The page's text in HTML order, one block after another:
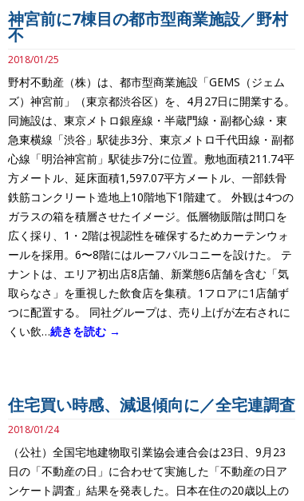
神宮前に7棟目の都市型商業施設／野村
不
2018/01/25
野村不動産（株）は、都市型商業施設「GEMS（ジェム
ズ）神宮前」（東京都渋谷区）を、4月27日に開業する。
同施設は、東京メトロ銀座線・半蔵門線・副都心線・東
急東横線「渋谷」駅徒歩3分、東京メトロ千代田線・副都
心線「明治神宮前」駅徒歩7分に位置。敷地面積211.74平
方メートル、延床面積1,597.07平方メートル、一部鉄骨
鉄筋コンクリート造地上10階地下1階建て。 外観は4つの
ガラスの箱を積層させたイメージ。低層物販階は間口を
広く採り、1・2階は視認性を確保するためカーテンウォ
ールを採用。6〜8階にはルーフバルコニーを設けた。 テ
ナントは、エリア初出店8店舗、新業態6店舗を含む「気
取らなさ」を重視した飲食店を集積。1フロアに1店舗ず
つに配置する。 同社グループは、売り上げが左右されに
くい飲…続きを読む →
住宅買い時感、減退傾向に／全宅連調査
2018/01/24
（公社）全国宅地建物取引業協会連合会は23日、9月23
日の「不動産の日」に合わせて実施した「不動産の日ア
ンケート調査」結果を発表した。日本在住の20歳以上の